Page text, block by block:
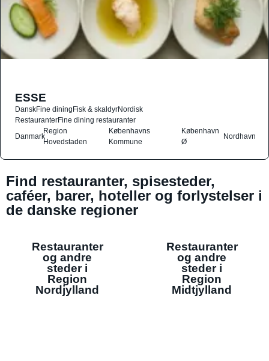
ESSE
DanskFine diningFisk & skaldyrNordisk
RestauranterFine dining restauranter
Danmark
Region
Hovedstaden
Københavns
Kommune
København
Ø
Nordhavn
Find restauranter, spisesteder,
caféer, barer, hoteller og forlystelser i
de danske regioner
Restauranter
og andre
steder i
Region
Nordjylland
Restauranter
og andre
steder i
Region
Midtjylland